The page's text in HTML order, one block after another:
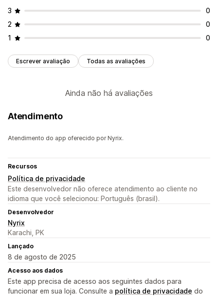
3
0
2
0
1
0
Escrever avaliação Todas as avaliações
Ainda não há avaliações
Atendimento
Atendimento do app oferecido por Nyrix.
Recursos
Política de privacidade
Este desenvolvedor não oferece atendimento ao cliente no
idioma que você selecionou: Português (brasil).
Desenvolvedor
Nyrix
Karachi, PK
Lançado
8 de agosto de 2025
Acesso aos dados
Este app precisa de acesso aos seguintes dados para
funcionar em sua loja. Consulte a política de privacidade do